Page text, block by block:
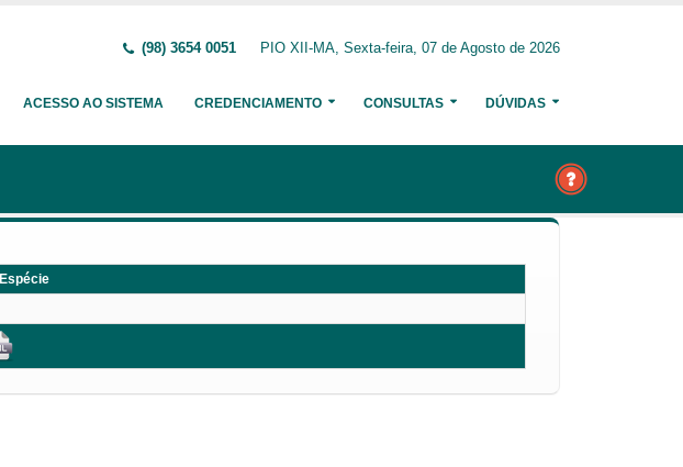
(98) 3654 0051 PIO XII-MA, Sexta-feira, 07 de Agosto de 2026
ACESSO AO SISTEMA CREDENCIAMENTO CONSULTAS DÚVIDAS
Espécie